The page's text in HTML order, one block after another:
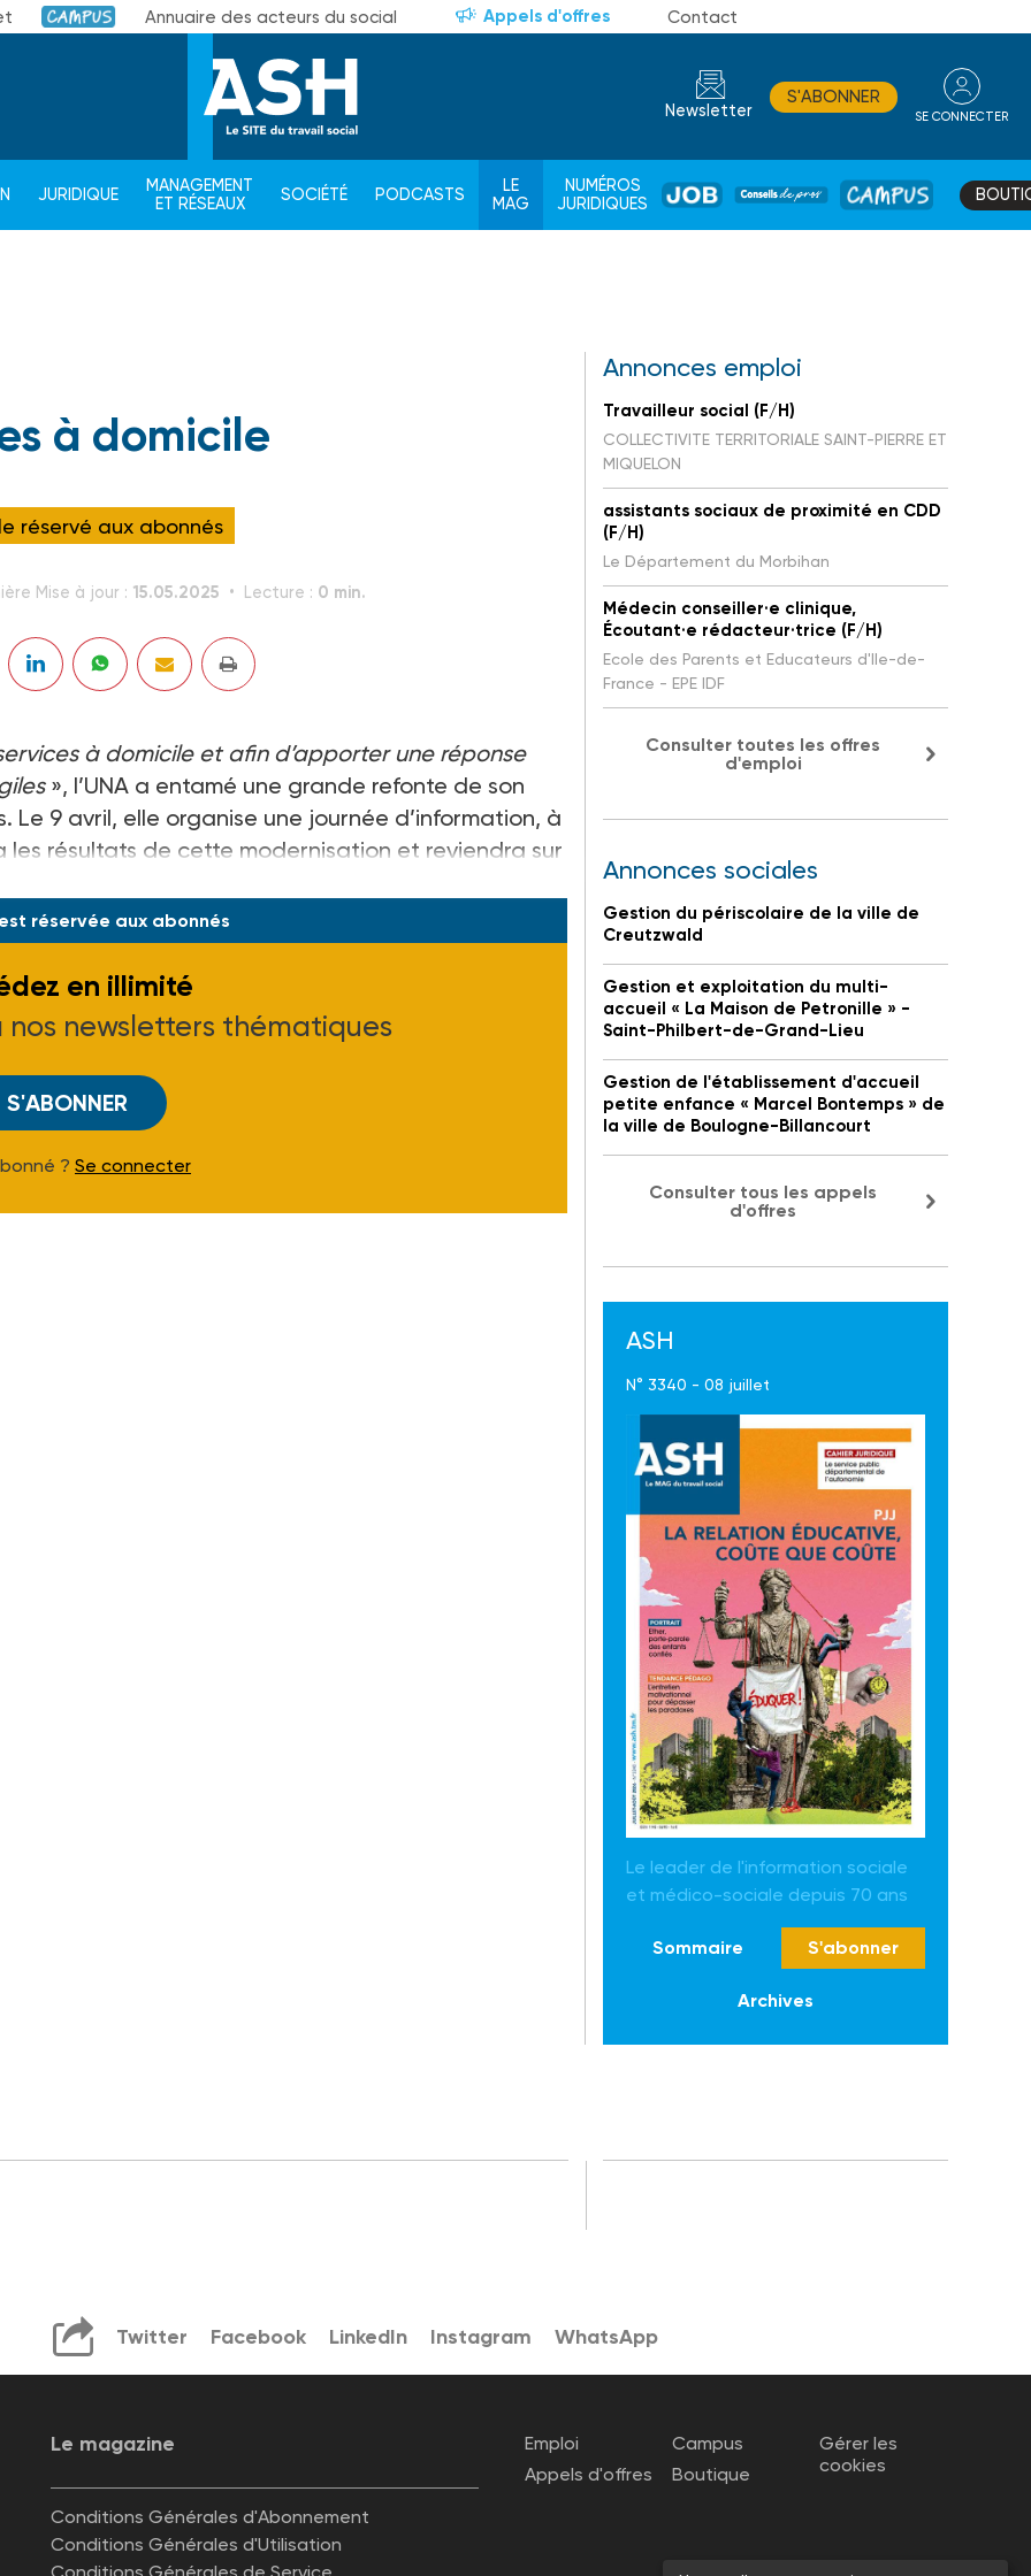
Campus Annuaire des acteurs du social Appels d'offres Contact
Newsletter
S'ABONNER
SE CONNECTER
JURIDIQUE
MANAGEMENT
ET RÉSEAUX
SOCIÉTÉ PODCASTS
LE
MAG
NUMÉROS
JURIDIQUES
JOB
DE
CAMPUS
à domicile
réservé aux abonnés
Mise à jour : 15.05.2025 Lecture : 0 min.
à domicile et afin d’apporter une réponse
», l’UNA a entamé une grande refonte de son
Le 9 avril, elle organise une journée d’information, à
les résultats de cette modernisation et reviendra sur
réservée aux abonnés
en illimité
nos newsletters thématiques
S'ABONNER
? Se connecter
Annonces emploi
Travailleur social (F/H)
COLLECTIVITE TERRITORIALE SAINT-PIERRE ET
MIQUELON
assistants sociaux de proximité en CDD
(F/H)
Le Département du Morbihan
Médecin conseiller·e clinique,
Écoutant·e rédacteur·trice (F/H)
Ecole des Parents et Educateurs d'Ile-de-
France - EPE IDF
Consulter toutes les offres
d'emploi
Annonces sociales
Gestion du périscolaire de la ville de
Creutzwald
Gestion et exploitation du multi-
accueil « La Maison de Petronille » -
Saint-Philbert-de-Grand-Lieu
Gestion de l'établissement d'accueil
petite enfance « Marcel Bontemps » de
la ville de Boulogne-Billancourt
Consulter tous les appels
d'offres
ASH
N° 3340 - 08 juillet
Le leader de l'information sociale
et médico-sociale depuis 70 ans
Sommaire S'abonner
Archives
Twitter Facebook LinkedIn Instagram WhatsApp
Le magazine
Conditions Générales d'Abonnement
Conditions Générales d'Utilisation
Emploi
Appels d'offres
Campus
Boutique
Gérer les
cookies